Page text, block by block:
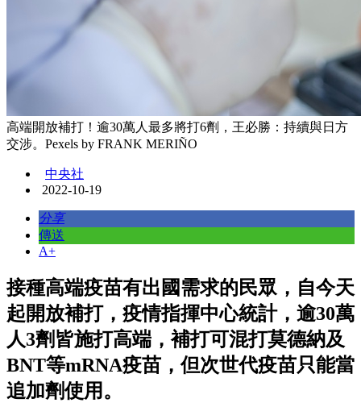
高端開放補打！逾30萬人最多將打6劑，王必勝：持續與日方
交涉。Pexels by FRANK MERIÑO
中央社
2022-10-19
分享
傳送
A+
接種高端疫苗有出國需求的民眾，自今天
起開放補打，疫情指揮中心統計，逾30萬
人3劑皆施打高端，補打可混打莫德納及
BNT等mRNA疫苗，但次世代疫苗只能當
追加劑使用。